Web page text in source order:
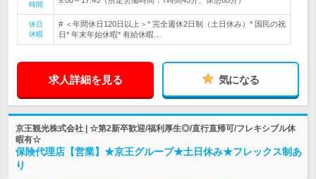
時間
休日
休暇
# ＜年間休日120日以上＞* 完全週休2日制（土日休み）* 国民の祝
日* 年末年始休暇* 有給休暇…
求人詳細を見る 気になる
京王観光株式会社 | ☆第2新卒歓迎/福利厚生◎/直行直帰可/フレキシブル休
暇有☆
保険代理店【営業】★京王グループ★土日休み★フレックス制あ
り